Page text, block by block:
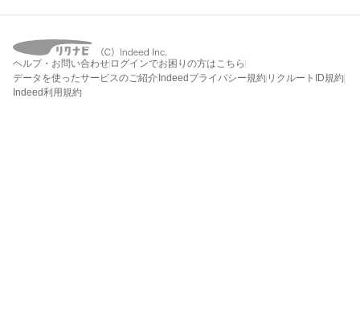
ヘルプ・お問い合わせ ログインでお困りの方はこちら
データを使ったサービスのご紹介 Indeedプライバシー規約 リクルートID規約
Indeed利用規約